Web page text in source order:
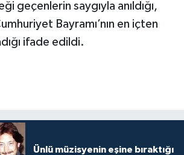
geçenlerin saygıyla anıldığı,
Bayramı’nın en içten
ifade edildi.
Ünlü müzisyenin eşine bıraktığı